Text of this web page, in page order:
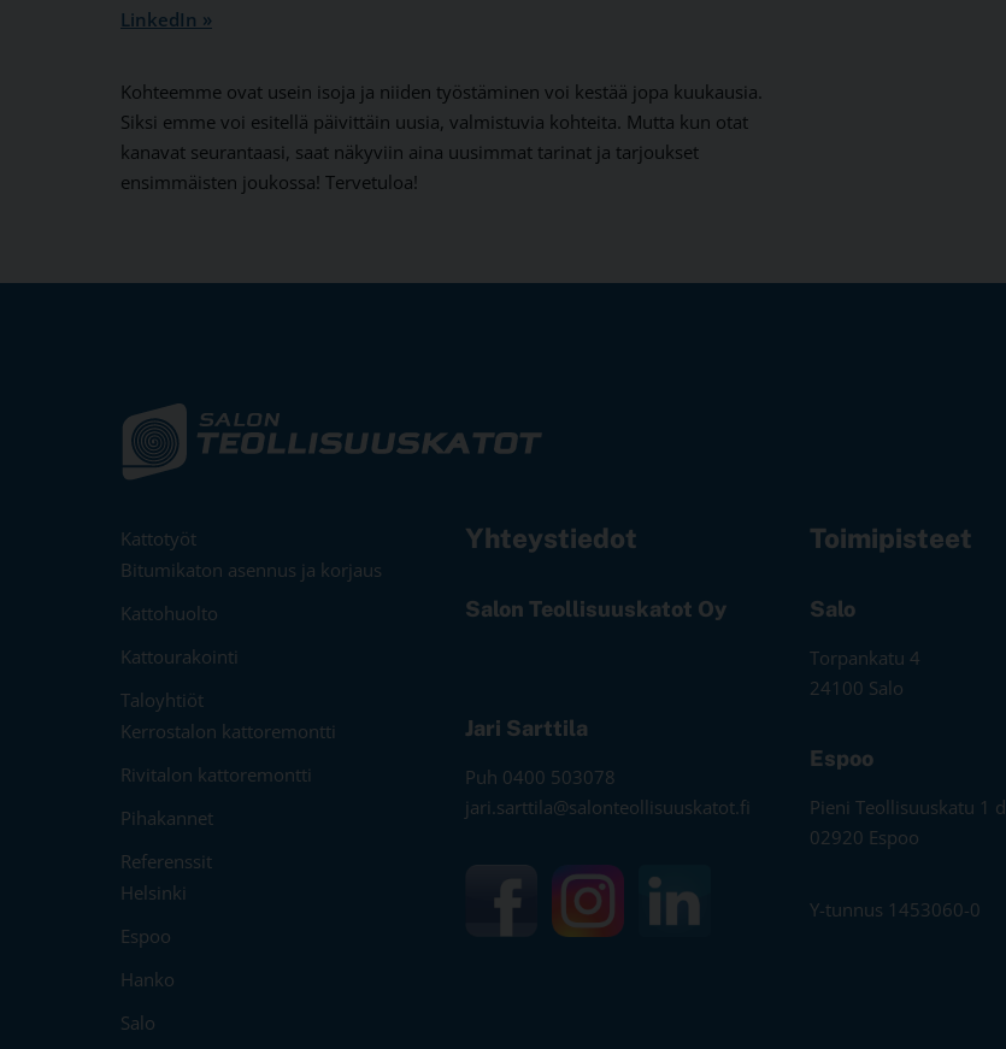
LinkedIn »
Kohteemme ovat usein isoja ja niiden työstäminen voi kestää jopa kuukausia.
Siksi emme voi esitellä päivittäin uusia, valmistuvia kohteita. Mutta kun otat
kanavat seurantaasi, saat näkyviin aina uusimmat tarinat ja tarjoukset
ensimmäisten joukossa! Tervetuloa!
Kattotyöt
Bitumikaton asennus ja korjaus
Kattohuolto
Kattourakointi
Taloyhtiöt
Kerrostalon kattoremontti
Rivitalon kattoremontti
Pihakannet
Referenssit
Helsinki
Espoo
Hanko
Salo
Yhteystiedot
Salon Teollisuuskatot Oy
Jari Sarttila
Puh 0400 503078
jari.sarttila@salonteollisuuskatot.fi
Toimipisteet
Salo
Torpankatu 4
24100 Salo
Espoo
Pieni Teollisuuskatu 1 d
02920 Espoo
Y-tunnus 1453060-0